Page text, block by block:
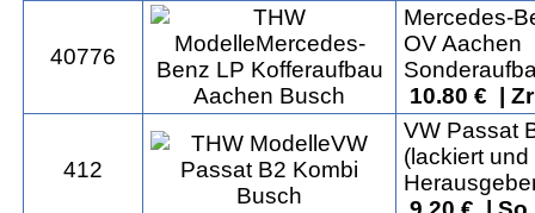
40776
Mercedes-
OV Aachen
10.80 € |
412
VW Passat
(lackiert